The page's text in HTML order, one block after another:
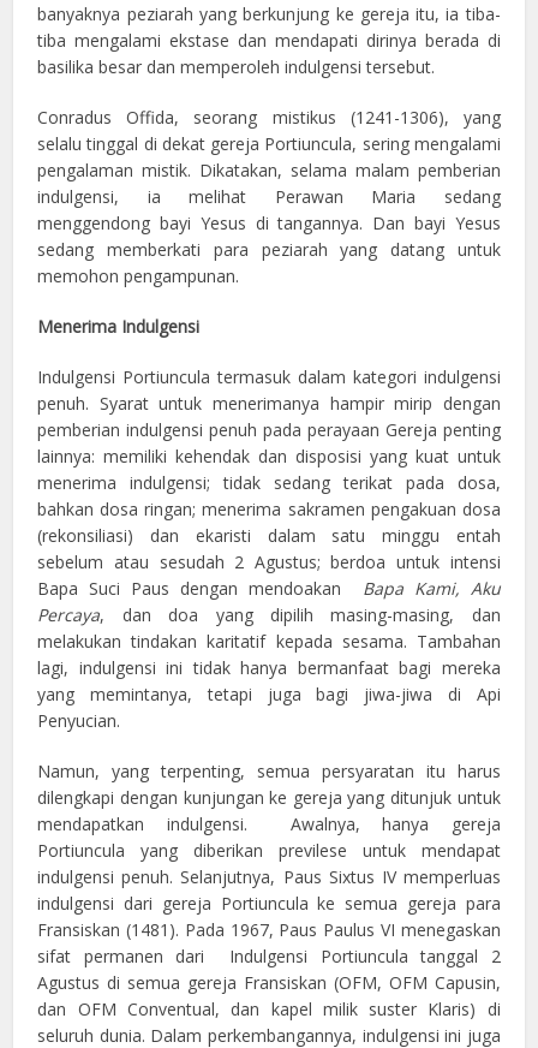
banyaknya peziarah yang berkunjung ke gereja itu, ia tiba-
tiba mengalami ekstase dan mendapati dirinya berada di
basilika besar dan memperoleh indulgensi tersebut.
Conradus Offida, seorang mistikus (1241-1306), yang
selalu tinggal di dekat gereja Portiuncula, sering mengalami
pengalaman mistik. Dikatakan, selama malam pemberian
indulgensi, ia melihat Perawan Maria sedang
menggendong bayi Yesus di tangannya. Dan bayi Yesus
sedang memberkati para peziarah yang datang untuk
memohon pengampunan.
Menerima Indulgensi
Indulgensi Portiuncula termasuk dalam kategori indulgensi
penuh. Syarat untuk menerimanya hampir mirip dengan
pemberian indulgensi penuh pada perayaan Gereja penting
lainnya: memiliki kehendak dan disposisi yang kuat untuk
menerima indulgensi; tidak sedang terikat pada dosa,
bahkan dosa ringan; menerima sakramen pengakuan dosa
(rekonsiliasi) dan ekaristi dalam satu minggu entah
sebelum atau sesudah 2 Agustus; berdoa untuk intensi
Bapa Suci Paus dengan mendoakan Bapa Kami, Aku
Percaya, dan doa yang dipilih masing-masing, dan
melakukan tindakan karitatif kepada sesama. Tambahan
lagi, indulgensi ini tidak hanya bermanfaat bagi mereka
yang memintanya, tetapi juga bagi jiwa-jiwa di Api
Penyucian.
Namun, yang terpenting, semua persyaratan itu harus
dilengkapi dengan kunjungan ke gereja yang ditunjuk untuk
mendapatkan indulgensi. Awalnya, hanya gereja
Portiuncula yang diberikan previlese untuk mendapat
indulgensi penuh. Selanjutnya, Paus Sixtus IV memperluas
indulgensi dari gereja Portiuncula ke semua gereja para
Fransiskan (1481). Pada 1967, Paus Paulus VI menegaskan
sifat permanen dari Indulgensi Portiuncula tanggal 2
Agustus di semua gereja Fransiskan (OFM, OFM Capusin,
dan OFM Conventual, dan kapel milik suster Klaris) di
seluruh dunia. Dalam perkembangannya, indulgensi ini juga